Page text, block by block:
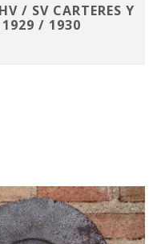
/ SV CARTERES Y
1929 / 1930